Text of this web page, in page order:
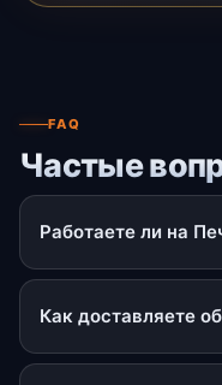
FAQ
Частые
Работаете ли на
Как доставляете